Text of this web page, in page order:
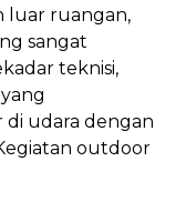
luar ruangan,
sangat
teknisi,
di udara dengan
outdoor